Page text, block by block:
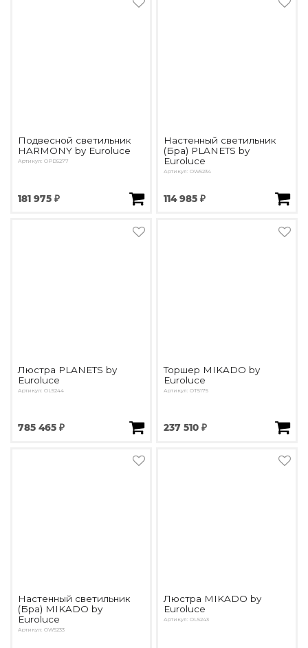
Подвесной светильник
HARMONY by Euroluce
Артикул: OPD5277
181 975 ₽
Настенный светильник
(Бра) PLANETS by
Euroluce
Артикул: OW5234
114 985 ₽
Люстра PLANETS by
Euroluce
Артикул: OL5244
785 465 ₽
Торшер MIKADO by
Euroluce
Артикул: OT5175
237 510 ₽
Настенный светильник
(Бра) MIKADO by
Euroluce
Артикул: OW5233
Люстра MIKADO by
Euroluce
Артикул: OL5243